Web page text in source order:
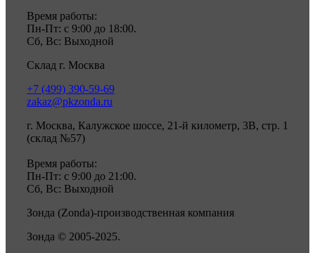
Время работы:
Пн-Пт: с 9:00 до 18:00.
Сб, Вс: Выходной
Склад г. Москва
+7 (499) 390-59-69
zakaz@pkzonda.ru
г. Москва, Калужское шоссе, 21-й километр, 3В, стр. 1
(склад №57)
Время работы:
Пн-Пт: с 9:00 до 21:00.
Сб, Вс: Выходной
Зонда (Zonda)-производственная компания
Зонда © 2005-2025.